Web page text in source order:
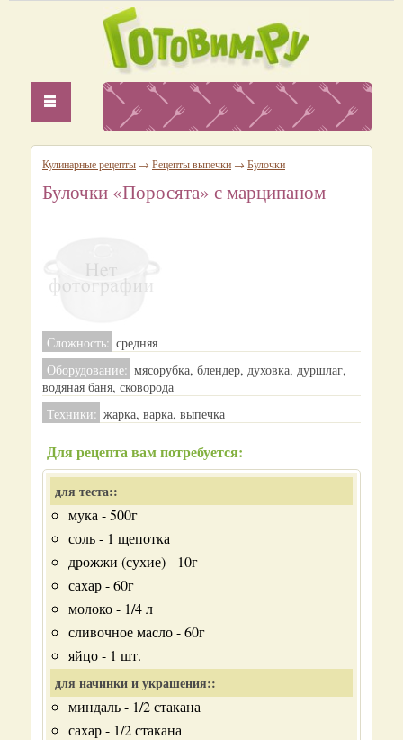
Кулинарные рецепты → Рецепты выпечки → Булочки
Булочки «Поросята» с марципаном
Сложность: средняя
Оборудование: мясорубка, блендер, духовка, дуршлаг,
водяная баня, сковорода
Техники: жарка, варка, выпечка
Для рецепта вам потребуется:
для теста::
мука - 500г
соль - 1 щепотка
дрожжи (сухие) - 10г
сахар - 60г
молоко - 1/4 л
сливочное масло - 60г
яйцо - 1 шт.
для начинки и украшения::
миндаль - 1/2 стакана
сахар - 1/2 стакана